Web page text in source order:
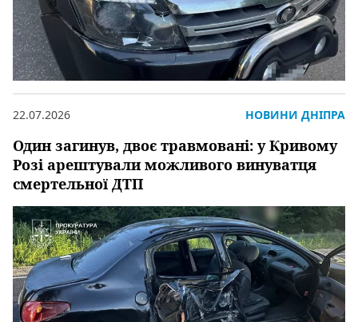
Один загинув, двоє травмовані: у Кривому
Розі арештували можливого винуватця
смертельної ДТП
22.07.2026 НОВИНИ ДНІПРА